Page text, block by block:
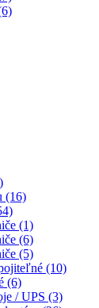
(16)
(1)
(6)
(5)
(10)
(6)
/ UPS (3)